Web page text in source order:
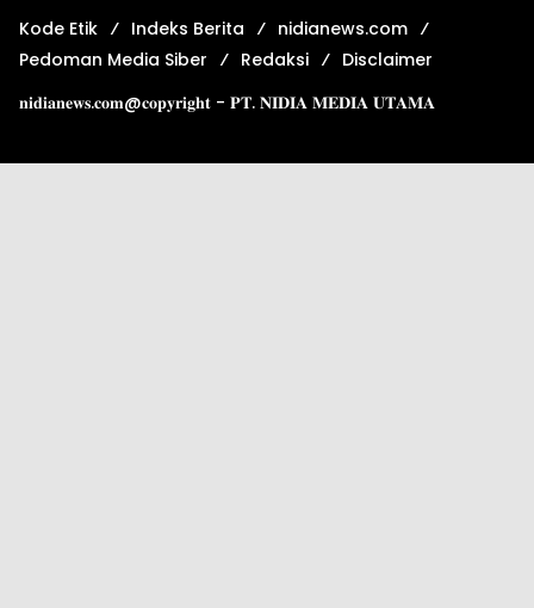
Kode Etik Indeks Berita
nidianews.com
Pedoman Media Siber
Redaksi
Disclaimer
𝐧𝐢𝐝𝐢𝐚𝐧𝐞𝐰𝐬.𝐜𝐨𝐦@𝐜𝐨𝐩𝐲𝐫𝐢𝐠𝐡𝐭 - 𝐏𝐓. 𝐍𝐈𝐃𝐈𝐀 𝐌𝐄𝐃𝐈𝐀 𝐔𝐓𝐀𝐌𝐀